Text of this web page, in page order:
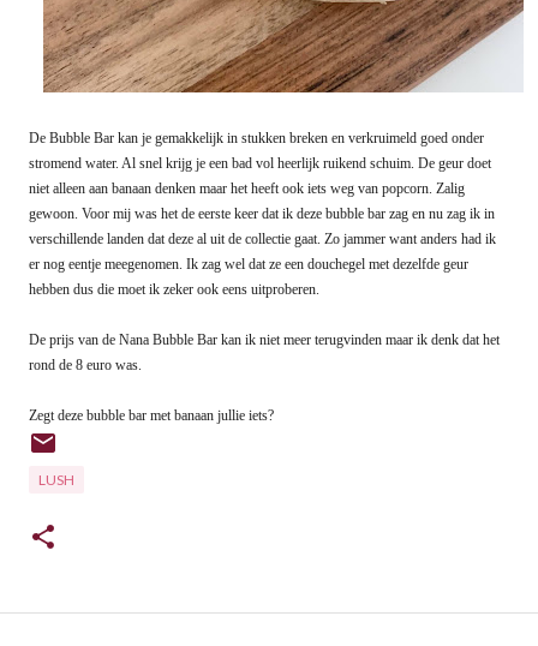
De Bubble Bar kan je gemakkelijk in stukken breken en verkruimeld goed onder
stromend water. Al snel krijg je een bad vol heerlijk ruikend schuim. De geur doet
niet alleen aan banaan denken maar het heeft ook iets weg van popcorn. Zalig
gewoon. Voor mij was het de eerste keer dat ik deze bubble bar zag en nu zag ik in
verschillende landen dat deze al uit de collectie gaat. Zo jammer want anders had ik
er nog eentje meegenomen. Ik zag wel dat ze een douchegel met dezelfde geur
hebben dus die moet ik zeker ook eens uitproberen.
De prijs van de Nana Bubble Bar kan ik niet meer terugvinden maar ik denk dat het
rond de 8 euro was.
Zegt deze bubble bar met banaan jullie iets?
LUSH